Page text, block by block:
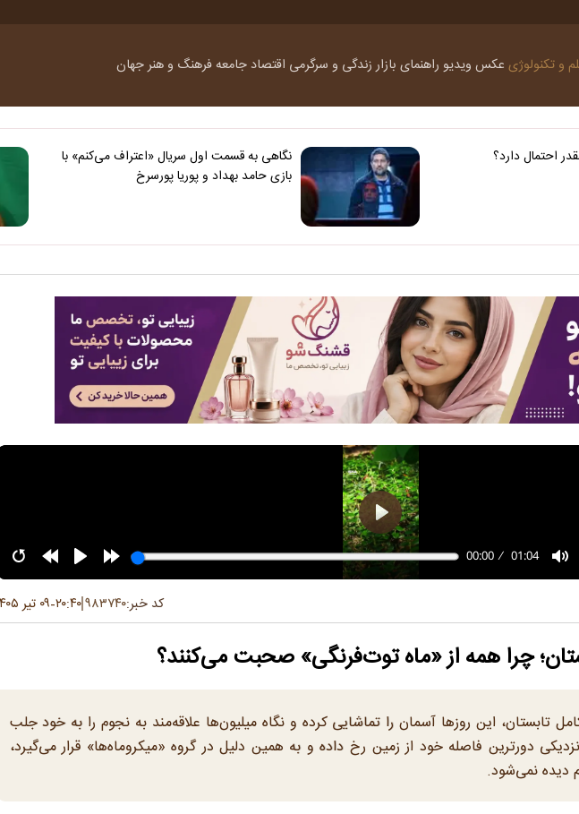
و تکنولوژی عکس ویدیو راهنمای بازارزندگی و سرگرمی اقتصاد جامعهفرهنگ و هنرجهان
احتمال دارد؟
نگاهی به قسمت اول سریال «اعتراف می‌کنم» با
بازی حامد بهداد و پوریا پورسرخ
کد خبر:۹۸۳۷۴۰۲۰:۴۰-۰۹ تیر ۱۴۰۵
چرا همه از «ماه توت‌فرنگی» صحبت می‌کنند؟
تابستان، این روزها آسمان را تماشایی کرده و نگاه میلیون‌ها علاقه‌مند به نجوم را به خود جلب
دورترین فاصله خود از زمین رخ داده و به همین دلیل در گروه «میکروماه‌ها» قرار می‌گیرد،
دیده نمی‌شود.